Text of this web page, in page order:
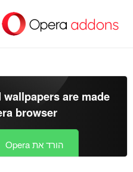
העיקרי
are made
browser
הורד את Opera